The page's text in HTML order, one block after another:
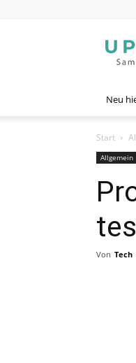
Neu
Start
Allgemein
Von Tech